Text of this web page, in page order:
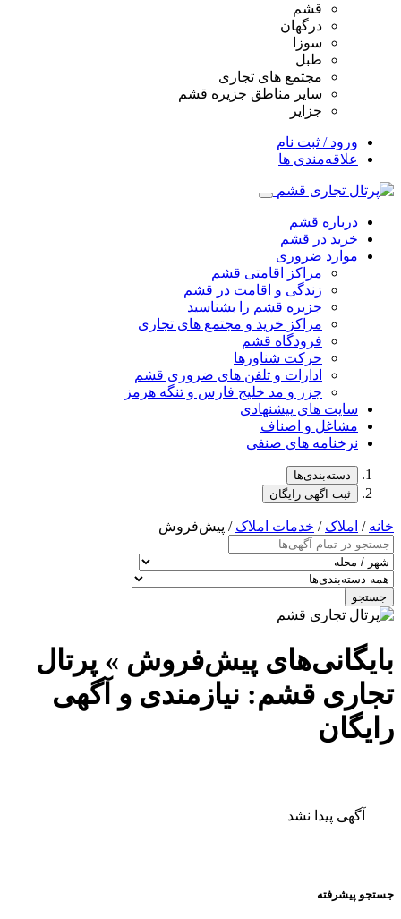
قشم
درگهان
سوزا
طبل
مجتمع های تجاری
سایر مناطق جزیره قشم
جزایر
ورود / ثبت نام
علاقه‌مندی ها
درباره قشم
خرید در قشم
موارد ضروری
مراکز اقامتی قشم
زندگی و اقامت در قشم
جزیره قشم را بشناسید
مراکز خرید و مجتمع های تجاری
فرودگاه قشم
حرکت شناورها
ادارات و تلفن های ضروری قشم
جزر و مد خلیج فارس و تنگه هرمز
سایت های پیشنهادی
مشاغل و اصناف
نرخنامه های صنفی
دسته‌بندی‌ها
ثبت اگهی رایگان
خانه / املاک / خدمات املاک / پیش‌فروش
جستجو
بایگانی‌های پیش‌فروش » پرتال
تجاری قشم: نیازمندی و آگهی
رایگان
آگهی پیدا نشد
جستجو پیشرفته